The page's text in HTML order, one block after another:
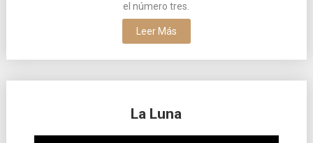
el número tres.
Leer Más
La Luna